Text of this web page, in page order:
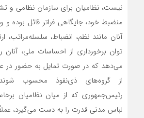
نیست، نظامیان برای سازمان نظامی و
منضبط خود، جایگاهی فراتر قائل بوده و
آنان مانند نظم، انضباط، سلسله‌مراتب،
توان برخورداری از احساسات ملی، آنان
می‌‌دهد که در صورت تمایل به حضور در
از گروه‌های ذی‌نفوذ محسوب
رئیس‌جمهوری که از میان نظامیان
لباس مدنی قدرت را به دست می‌گیرد،